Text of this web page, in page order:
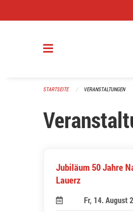
STARTSEITE VERANSTALTUNGEN
Jubiläum 50 Jahre
Lauerz
Fr, 14. August